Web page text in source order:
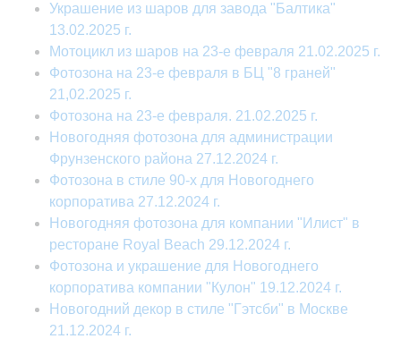
Украшение из шаров для завода "Балтика"
13.02.2025 г.
Мотоцикл из шаров на 23-е февраля 21.02.2025 г.
Фотозона на 23-е февраля в БЦ "8 граней"
21,02.2025 г.
Фотозона на 23-е февраля. 21.02.2025 г.
Новогодняя фотозона для администрации
Фрунзенского района 27.12.2024 г.
Фотозона в стиле 90-х для Новогоднего
корпоратива 27.12.2024 г.
Новогодняя фотозона для компании "Илист" в
ресторане Royal Beach 29.12.2024 г.
Фотозона и украшение для Новогоднего
корпоратива компании "Кулон" 19.12.2024 г.
Новогодний декор в стиле "Гэтсби" в Москве
21.12.2024 г.